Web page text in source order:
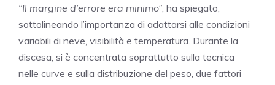
“Il margine d’errore era minimo” , ha spiegato,
sottolineando l’importanza di adattarsi alle condizioni
variabili di neve, visibilità e temperatura. Durante la
discesa, si è concentrata soprattutto sulla tecnica
nelle curve e sulla distribuzione del peso, due fattori